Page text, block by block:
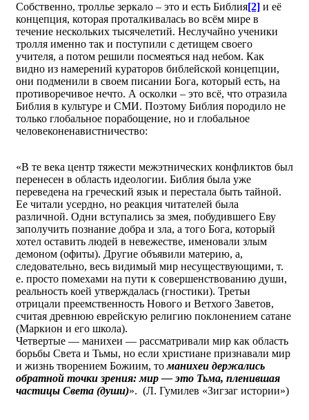
Собственно, троллье зеркало – это и есть Библия[2] и её
концепция, которая проталкивалась во всём мире в
течение нескольких тысячелетий. Неслучайно ученики
тролля именно так и поступили с детищем своего
учителя, а потом решили посмеяться над небом. Как
видно из намерений кураторов библейской концепции,
они подменили в своем писании Бога, который есть, на
противоречивое нечто. А осколки – это всё, что отразила
Библия в культуре и СМИ. Поэтому Библия породило не
только глобальное порабощение, но и глобальное
человеконенавистничество:
«В те века центр тяжести межэтнических конфликтов был
перенесен в область идеологии. Библия была уже
переведена на греческий язык и перестала быть тайной.
Ее читали усердно, но реакция читателей была
различной. Одни вступались за змея, побудившего Еву
заполучить познание добра и зла, а того Бога, который
хотел оставить людей в невежестве, именовали злым
демоном (офиты). Другие объявили материю, а,
следовательно, весь видимый мир несуществующими, т.
е. просто помехами на пути к совершенствованию души,
реальность коей утверждалась (гностики). Третьи
отрицали преемственность Нового и Ветхого Заветов,
считая древнюю еврейскую религию поклонением сатане
(Маркион и его школа).
Четвертые — манихеи — рассматривали мир как область
борьбы Света и Тьмы, но если христиане признавали мир
и жизнь творением Божиим, томанихеи держались
обратной точки зрения: мир — это Тьма, пленившая
частицы Света (души)». (Л. Гумилев «Зигзаг истории»)